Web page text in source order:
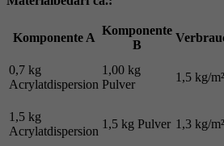
Komponente A
Komponente
B
0,7 kg
Acrylatdispersion
1,00 kg
Pulver
1,5 kg/m²
1,5 kg
Acrylatdispersion
1,5 kg Pulver 1,3 kg/m²